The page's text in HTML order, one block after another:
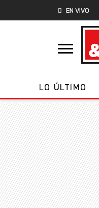
EN VIVO
LO ÚLTIMO